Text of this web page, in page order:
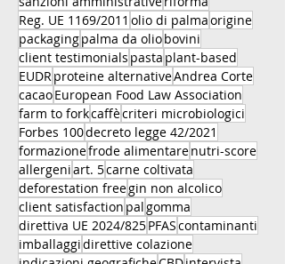
Reg. UE 1169/2011 olio di palmaorigine
packagingpalma da oliobovini
client testimonials pasta plant-based
EUDRproteine alternativeAndrea Corte
cacaoEuropean Food Law Association
farm to forkcaffècriteri microbiologici
Forbes 100decreto legge 42/2021
formazionefrode alimentarenutri-score
allergeniart. 5carne coltivata
deforestation freegin non alcolico
client satisfaction palgomma
direttiva UE 2024/825PFAScontaminanti
imballaggidirettive colazione